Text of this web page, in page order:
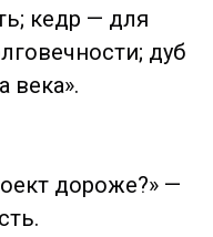
кедр — для
дуб
века».
дороже?» —